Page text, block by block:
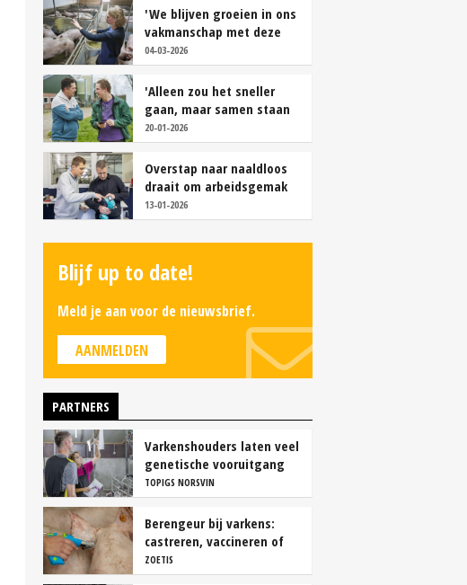
'We blijven groeien in ons
vakmanschap met deze
teamaanpak'
04-03-2026
'Alleen zou het sneller
gaan, maar samen staan
we stukken sterker'
20-01-2026
Overstap naar naaldloos
draait om arbeidsgemak
en diervriendelijkheid
13-01-2026
Blijf up to date!
Meld je aan voor de nieuwsbrief.
AANMELDEN
PARTNERS
Varkenshouders laten veel
genetische vooruitgang
liggen
TOPIGS NORSVIN
Berengeur bij varkens:
castreren, vaccineren of
intact houden?
ZOETIS